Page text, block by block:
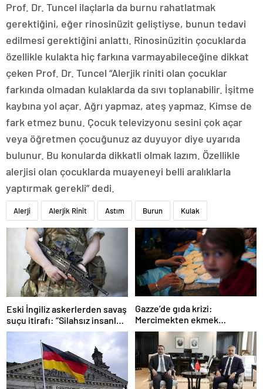
Prof. Dr. Tuncel ilaçlarla da burnu rahatlatmak
gerektiğini, eğer rinosinüzit geliştiyse, bunun tedavi
edilmesi gerektiğini anlattı. Rinosinüzitin çocuklarda
özellikle kulakta hiç farkına varmayabileceğine dikkat
çeken Prof. Dr. Tuncel “Alerjik riniti olan çocuklar
farkında olmadan kulaklarda da sıvı toplanabilir. İşitme
kaybına yol açar. Ağrı yapmaz, ateş yapmaz. Kimse de
fark etmez bunu. Çocuk televizyonu sesini çok açar
veya öğretmen çocuğunuz az duyuyor diye uyarıda
bulunur. Bu konularda dikkatli olmak lazım. Özellikle
alerjisi olan çocuklarda muayeneyi belli aralıklarla
yaptırmak gerekli” dedi.
Alerji Alerjik Rinit Astım Burun Kulak
Eski İngiliz askerlerden savaş
suçu itirafı: “Silahsız insanları
uykuda öldürdüler”
Gazze’de gıda krizi:
Mercimekten ekmek
yapıyorlar